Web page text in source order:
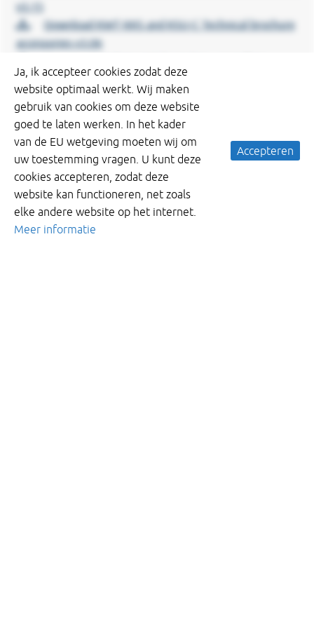
v3.15
Download KWT KKS and KSU-C Technical brochure
accessories v3.06
handleiding 3.00
Ja, ik accepteer cookies zodat deze
website optimaal werkt. Wij maken
gebruik van cookies om deze website
goed te laten werken. In het kader
van de EU wetgeving moeten wij om
uw toestemming vragen. U kunt deze
cookies accepteren, zodat deze
website kan functioneren, net zoals
elke andere website op het internet.
Meer informatie
Accepteren